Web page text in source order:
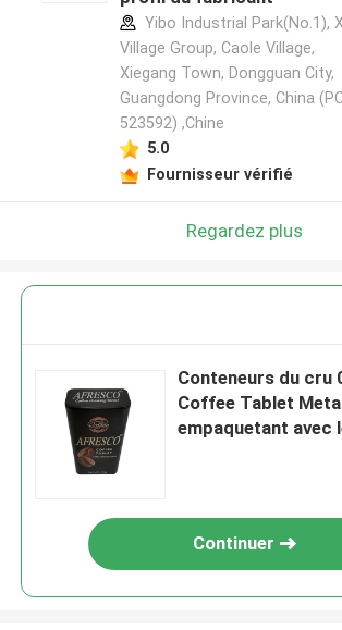
Yibo Industrial Park(No.1),
Village Group, Caole Village,
Xiegang Town, Dongguan City,
Guangdong Province, China
523592) ,Chine
5.0
Fournisseur vérifié
Regardez plus
Conteneurs du cru
Coffee Tablet
empaquetant avec
Continuer